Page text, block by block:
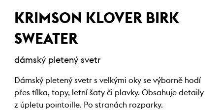
KRIMSON KLOVER BIRK
SWEATER
dámský pletený svetr
Dámský pletený svetr s velkými oky se výborně hodí
přes tílka, topy, letní šaty či plavky. Obsahuje detaily
z úpletu pointoille. Po stranách rozparky.